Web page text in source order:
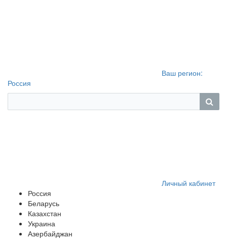
Ваш регион:
Россия
Личный кабинет
Россия
Беларусь
Казахстан
Украина
Азербайджан